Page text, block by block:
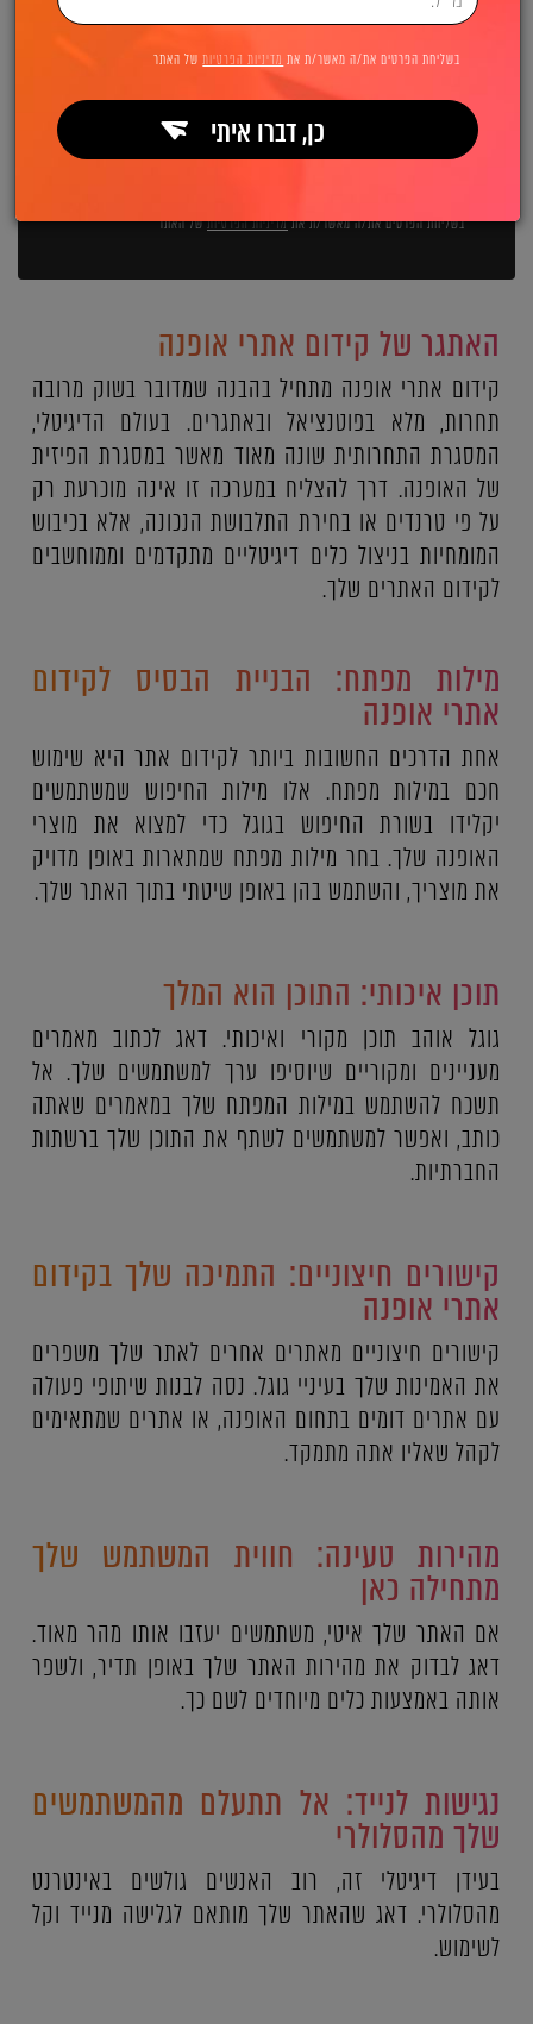
בשליחת הפרטים את/ה מאשר/ת אתמדיניות הפרטיותשל האתר
האתגר של קידום אתרי אופנה
קידום אתרי אופנה מתחיל בהבנה שמדובר בשוק מרובה
תחרות, מלא בפוטנציאל ובאתגרים. בעולם הדיגיטלי,
המסגרת התחרותית שונה מאוד מאשר במסגרת הפיזית
של האופנה. דרך להצליח במערכה זו אינה מוכרעת רק
על פי טרנדים או בחירת התלבושת הנכונה, אלא בכיבוש
המומחיות בניצול כלים דיגיטליים מתקדמים וממוחשבים
לקידום האתרים שלך.
מילות מפתח: הבניית הבסיס לקידום
אתרי אופנה
אחת הדרכים החשובות ביותר לקידום אתר היא שימוש
חכם במילות מפתח. אלו מילות החיפוש שמשתמשים
יקלידו בשורת החיפוש בגוגל כדי למצוא את מוצרי
האופנה שלך. בחר מילות מפתח שמתארות באופן מדויק
את מוצריך, והשתמש בהן באופן שיטתי בתוך האתר שלך.
תוכן איכותי: התוכן הוא המלך
גוגל אוהב תוכן מקורי ואיכותי. דאג לכתוב מאמרים
מעניינים ומקוריים שיוסיפו ערך למשתמשים שלך. אל
תשכח להשתמש במילות המפתח שלך במאמרים שאתה
כותב, ואפשר למשתמשים לשתף את התוכן שלך ברשתות
החברתיות.
קישורים חיצוניים: התמיכה שלך בקידום
אתרי אופנה
קישורים חיצוניים מאתרים אחרים לאתר שלך משפרים
את האמינות שלך בעיניי גוגל. נסה לבנות שיתופי פעולה
עם אתרים דומים בתחום האופנה, או אתרים שמתאימים
לקהל שאליו אתה מתמקד.
מהירות טעינה: חווית המשתמש שלך
מתחילה כאן
אם האתר שלך איטי, משתמשים יעזבו אותו מהר מאוד.
דאג לבדוק את מהירות האתר שלך באופן תדיר, ולשפר
אותה באמצעות כלים מיוחדים לשם כך.
נגישות לנייד: אל תתעלם מהמשתמשים
שלך מהסלולרי
בעידן דיגיטלי זה, רוב האנשים גולשים באינטרנט
מהסלולרי. דאג שהאתר שלך מותאם לגלישה מנייד וקל
לשימוש.
בשליחת הפרטים את/ה מאשר/ת את מדיניות הפרטיותשל האתר
כן, דברו איתי